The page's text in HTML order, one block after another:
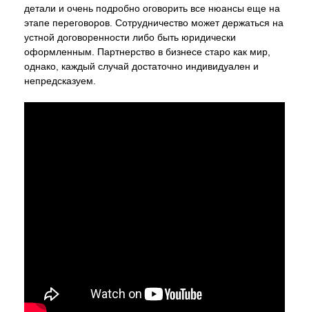
детали и очень подробно оговорить все нюансы еще на
этапе переговоров. Сотрудничество может держаться на
устной договоренности либо быть юридически
оформленным. Партнерство в бизнесе старо как мир,
однако, каждый случай достаточно индивидуален и
непредсказуем.